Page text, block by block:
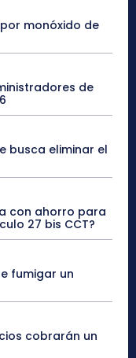
monóxido de
de
busca eliminar el
con ahorro para
27 bis CCT?
fumigar un
cobrarán un